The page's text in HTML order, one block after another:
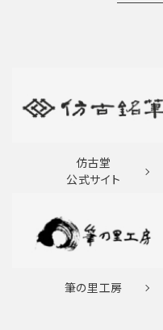
仿古堂
公式サイト
筆の里工房